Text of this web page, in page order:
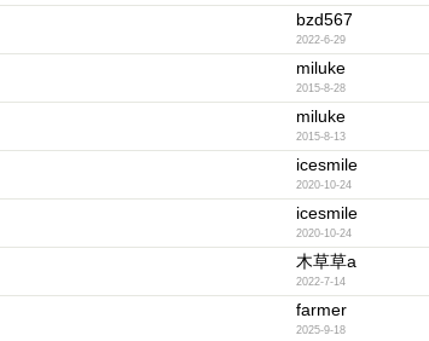
bzd567
2022-6-29
miluke
2015-8-28
miluke
2015-8-13
icesmile
2020-10-24
icesmile
2020-10-24
木草草a
2022-7-14
farmer
2025-9-18